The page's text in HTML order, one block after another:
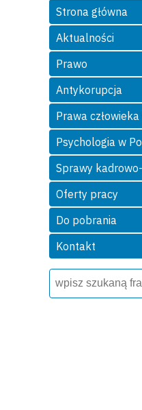
Strona główna
Aktualności
Prawo
Antykorupcja
Prawa
Psychologia w
Sprawy
Oferty pracy
Do pobrania
Kontakt
Wyszukiwarka
Szukaj